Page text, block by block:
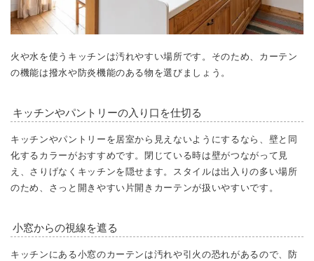
火や水を使うキッチンは汚れやすい場所です。そのため、カーテン
の機能は撥水や防炎機能のある物を選びましょう。
キッチンやパントリーの入り口を仕切る
キッチンやパントリーを居室から見えないようにするなら、壁と同
化するカラーがおすすめです。閉じている時は壁がつながって見
え、さりげなくキッチンを隠せます。スタイルは出入りの多い場所
のため、さっと開きやすい片開きカーテンが扱いやすいです。
小窓からの視線を遮る
キッチンにある小窓のカーテンは汚れや引火の恐れがあるので、防